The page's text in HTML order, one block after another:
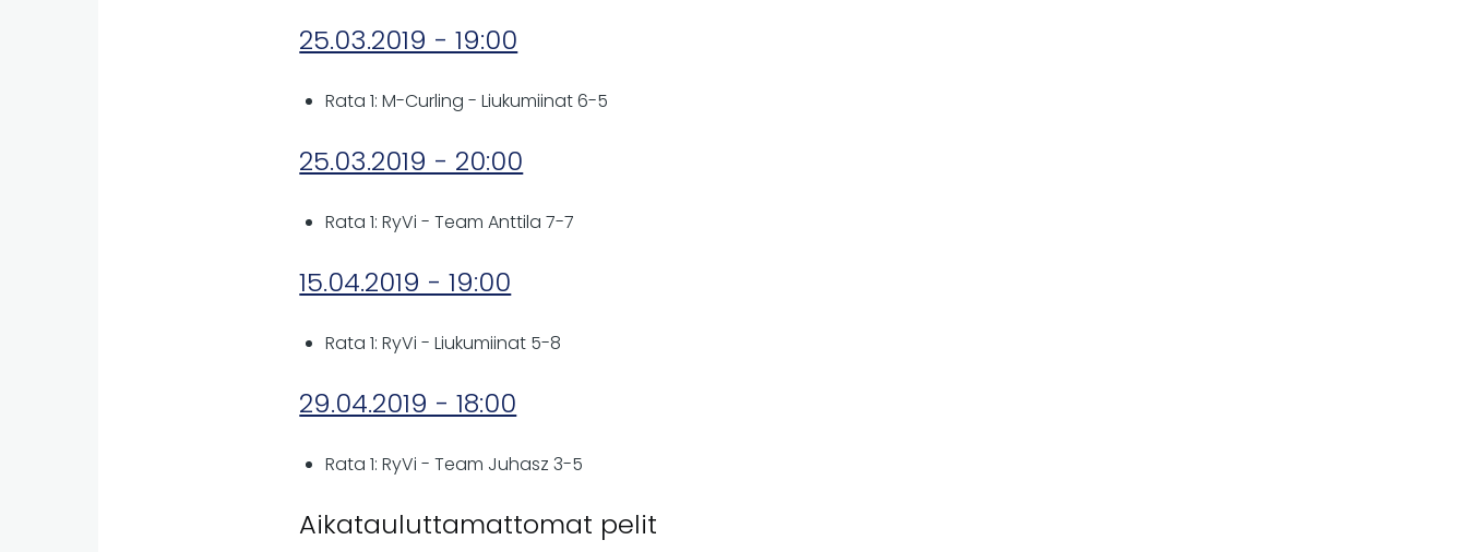
25.03.2019 - 19:00
Rata 1: M-Curling - Liukumiinat 6-5
25.03.2019 - 20:00
Rata 1: RyVi - Team Anttila 7-7
15.04.2019 - 19:00
Rata 1: RyVi - Liukumiinat 5-8
29.04.2019 - 18:00
Rata 1: RyVi - Team Juhasz 3-5
Aikatauluttamattomat pelit